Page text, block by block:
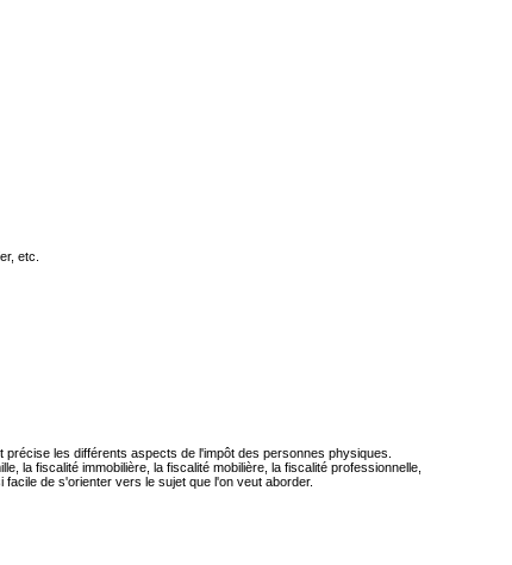
etc.
les différents aspects de l'impôt des personnes physiques.
la fiscalité immobilière, la fiscalité mobilière, la fiscalité professionnelle,
de s'orienter vers le sujet que l'on veut aborder.